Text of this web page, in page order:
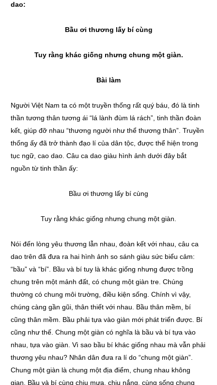
dao:
Bầu ơi thương lấy bí cùng
Tuy rằng khác giống nhưng chung một giàn.
Bài làm
Người Việt Nam ta có một truyền thống rất quý báu, đó là tinh
thần tương thân tương ái “lá lành đùm lá rách”, tinh thần đoàn
kết, giúp đỡ nhau “thương người như thể thương thân”. Truyền
thống ấy đã trở thành đạo lí của dân tộc, được thể hiện trong
tục ngữ, cao dao. Câu ca dao giàu hình ảnh dưới đây bắt
nguồn từ tinh thần ấy:
Bầu ơi thương lấy bí cùng
Tuy rằng khác giống nhưng chung một giàn.
Nói đến lòng yêu thương lẫn nhau, đoàn kết với nhau, câu ca
dao trên đã đưa ra hai hình ảnh so sánh giàu sức biểu cảm:
“bầu” và “bí”. Bầu và bí tuy là khác giống nhưng được trồng
chung trên một mảnh đất, có chung một giàn tre. Chúng
thường có chung môi trường, điều kiện sống. Chính vì vậy,
chúng càng gần gũi, thân thiết với nhau. Bầu thân mềm, bí
cũng thân mềm. Bầu phải tựa vào giàn mới phát triển được. Bí
cũng như thế. Chung một giàn có nghĩa là bầu và bí tựa vào
nhau, tựa vào giàn. Vì sao bầu bí khác giống nhau mà vẫn phải
thương yêu nhau? Nhân dân đưa ra lí do “chung một giàn”.
Chung một giàn là chung một địa điểm, chung nhau không
gian. Bầu và bí cùng chịu mưa, chịu nắng, cùng sống chung